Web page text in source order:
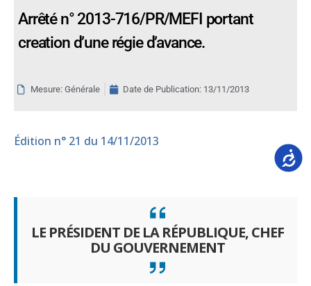
Arrêté n° 2013-716/PR/MEFI portant
creation d’une régie d’avance.
Mesure: Générale Date de Publication: 13/11/2013
Édition n° 21 du 14/11/2013
LE PRÉSIDENT DE LA RÉPUBLIQUE, CHEF
DU GOUVERNEMENT